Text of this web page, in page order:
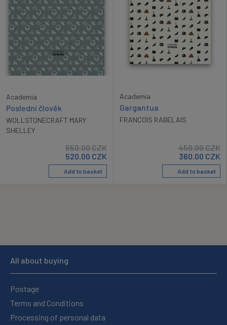
Academia
Poslední člověk
WOLLSTONECRAFT MARY
SHELLEY
650.00CZK
520.00 CZK
Add to basket
Academia
Gargantua
FRANCOIS RABELAIS
450.00CZK
360.00 CZK
Add to basket
All about buying
Postage
Terms and Conditions
Processing of personal data